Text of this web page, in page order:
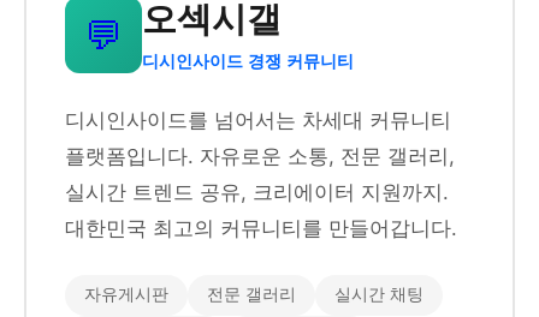
💬 오섹시갤
디시인사이드 경쟁 커뮤니티
디시인사이드를 넘어서는 차세대 커뮤니티
플랫폼입니다. 자유로운 소통, 전문 갤러리,
실시간 트렌드 공유, 크리에이터 지원까지.
대한민국 최고의 커뮤니티를 만들어갑니다.
자유게시판 전문 갤러리 실시간 채팅